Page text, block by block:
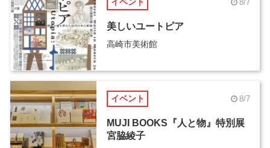
イベント 8/7
美しいユートピア
高崎市美術館
イベント 8/7
MUJI BOOKS『人と物』特別展
宮脇綾子